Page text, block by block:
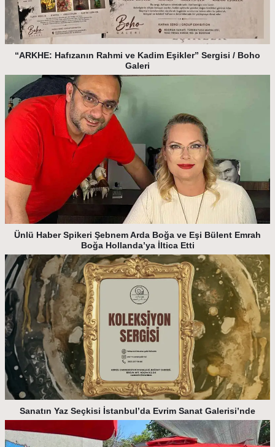
“ARKHE: Hafızanın Rahmi ve Kadim Eşikler” Sergisi / Boho
Galeri
Ünlü Haber Spikeri Şebnem Arda Boğa ve Eşi Bülent Emrah
Boğa Hollanda’ya İltica Etti
Sanatın Yaz Seçkisi İstanbul’da Evrim Sanat Galerisi’nde